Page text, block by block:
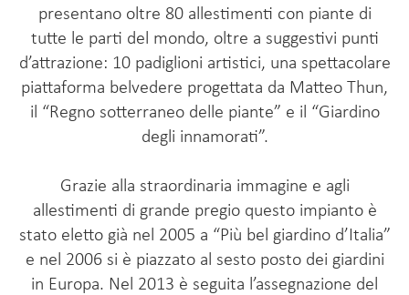
presentano oltre 80 allestimenti con piante di
tutte le parti del mondo, oltre a suggestivi punti
d’attrazione: 10 padiglioni artistici, una spettacolare
piattaforma belvedere progettata da Matteo Thun,
il “Regno sotterraneo delle piante” e il “Giardino
degli innamorati”.
Grazie alla straordinaria immagine e agli
allestimenti di grande pregio questo impianto è
stato eletto già nel 2005 a “Più bel giardino d’Italia”
e nel 2006 si è piazzato al sesto posto dei giardini
in Europa. Nel 2013 è seguita l’assegnazione del